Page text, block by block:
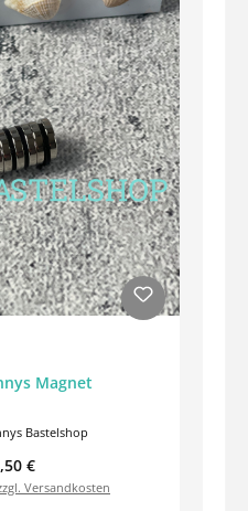
Magnet
Bastelshop
Preis:
€
Versandkosten